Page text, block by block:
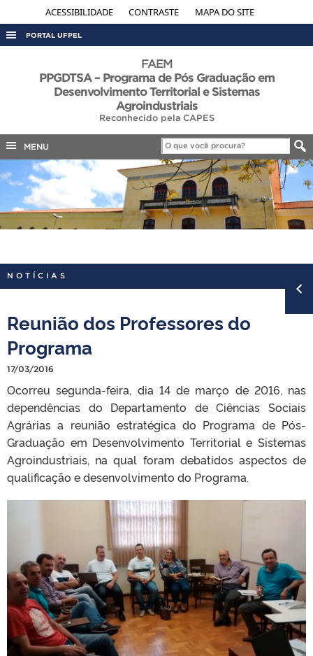
ACESSIBILIDADE CONTRASTE MAPA DO SITE
PORTAL UFPEL
AUDITORIA
INTERNACIONAL
OUVIDORIA
PORTARIAS
FAEM
PPGDTSA – Programa de Pós Graduação em
Desenvolvimento Territorial e Sistemas
Agroindustriais
Reconhecido pela CAPES
MENU
NOTÍCIAS
Reunião dos Professores do
Programa
17/03/2016
Ocorreu segunda-feira, dia 14 de março de 2016, nas
dependências do Departamento de Ciências Sociais
Agrárias a reunião estratégica do Programa de Pós-
Graduação em Desenvolvimento Territorial e Sistemas
Agroindustriais, na qual foram debatidos aspectos de
qualificação e desenvolvimento do Programa.